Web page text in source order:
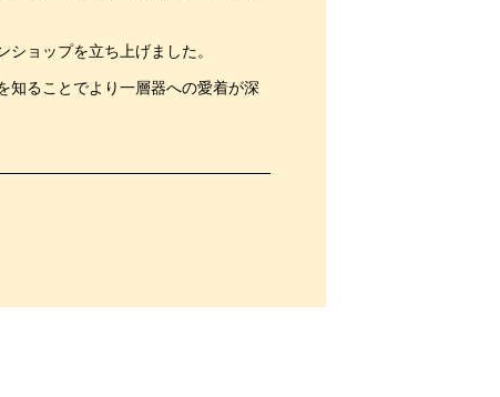
ョップを立ち上げました。
知ることでより一層器への愛着が深